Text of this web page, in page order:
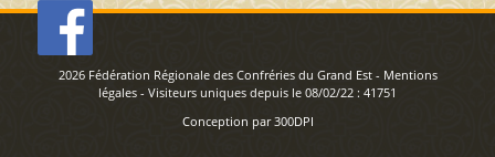
2026 Fédération Régionale des Confréries du Grand Est- Mentions
légales - Visiteurs uniques depuis le 08/02/22 : 41751
Conception par300DPI